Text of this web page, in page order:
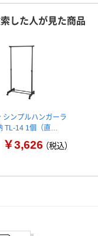
した人が見た商品
シンプルハンガーラ
TL-14 1個（直…
￥3,626（税込）